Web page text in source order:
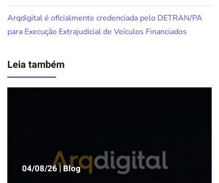
Arqdigital é oficialmente credenciada pelo DETRAN/PA
para Execução Extrajudicial de Veículos Financiados
Leia também
04/08/26 | Blog